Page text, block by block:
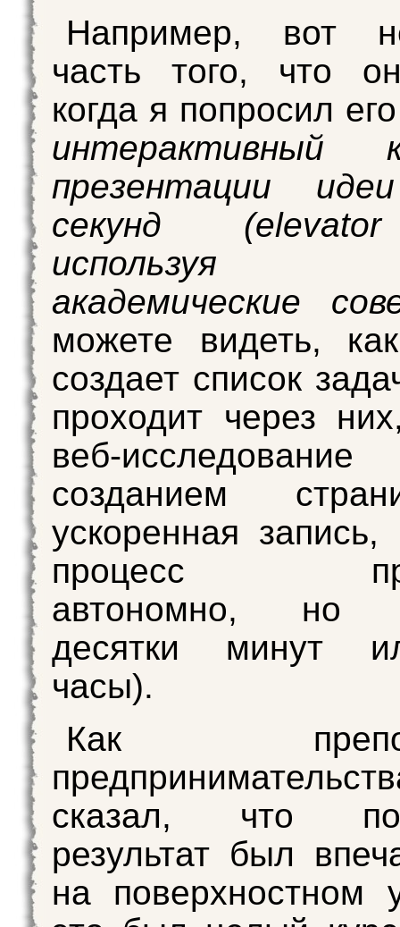
Например, вот
часть того, что
когда я попросил его
интерактивный
презентации
секунд
используя
академические
можете видеть,
создает список
проходит через
веб-
созданием
ускоренная
процесс
автономно, но
десятки минут
часы).
Как
сказал, что
результат был
на поверхностном